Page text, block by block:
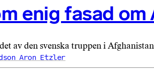
enig fasad om
av den svenska truppen i
Aron Etzler